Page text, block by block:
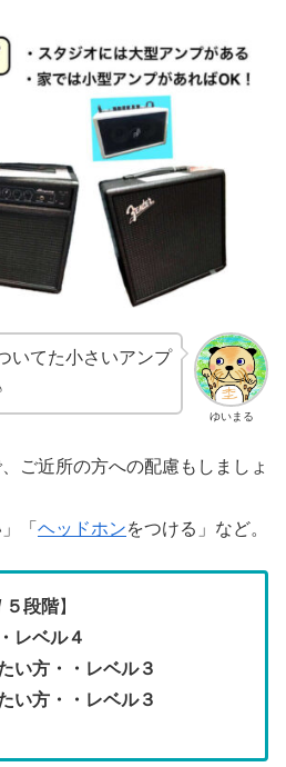
ゆいまる
いてた小さいアンプ
ご近所の方への配慮もしましょ
「 ヘッドホンをつける」など。
５段階】
レベル４
い方・・レベル３
い方・・レベル３